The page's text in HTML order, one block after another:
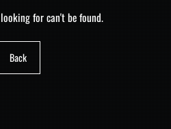
for can't be found.
Back